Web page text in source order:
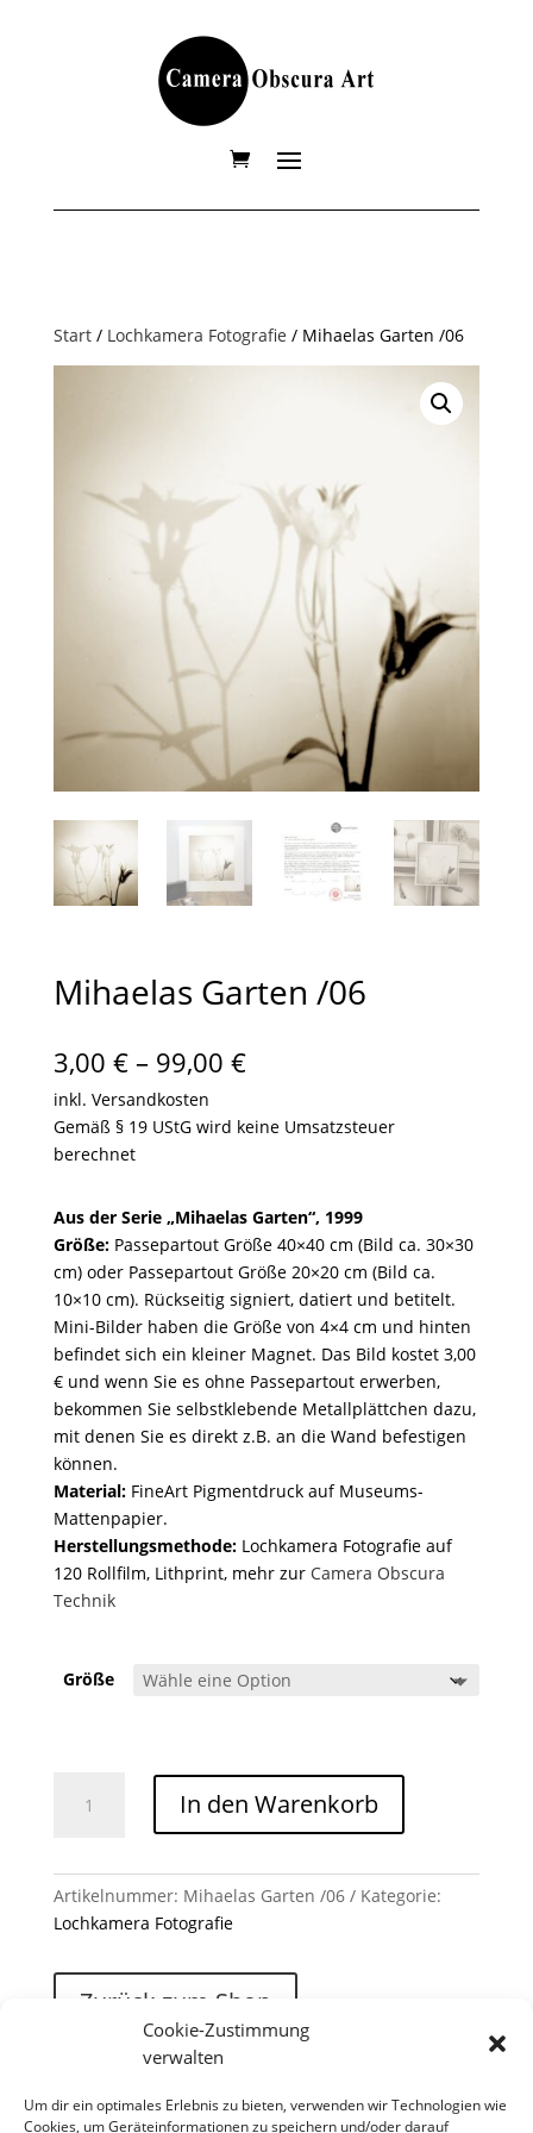
Cookie-Zustimmung
verwalten
Um dir ein optimales Erlebnis zu bieten, verwenden wir Technologien wie
Cookies, um Geräteinformationen zu speichern und/oder darauf
Start/ Lochkamera Fotografie / Mihaelas Garten /06
Mihaelas Garten /06
3,00 € – 99,00 €Preisspanne:
bis
99,00 €
inkl. Versandkosten
Gemäß § 19 UStG wird keine Umsatzsteuer
berechnet
Aus der Serie „Mihaelas Garten“, 1999
Größe:Passepartout Größe 40×40 cm (Bild ca. 30×30
cm) oder Passepartout Größe 20×20 cm (Bild ca.
10×10 cm). Rückseitig signiert, datiert und betitelt.
Mini-Bilder haben die Größe von 4×4 cm und hinten
befindet sich ein kleiner Magnet. Das Bild kostet 3,00
€ und wenn Sie es ohne Passepartout erwerben,
bekommen Sie selbstklebende Metallplättchen dazu,
mit denen Sie es direkt z.B. an die Wand befestigen
können.
Material:FineArt Pigmentdruck auf Museums-
Mattenpapier.
Herstellungsmethode:Lochkamera Fotografie auf
120 Rollfilm, Lithprint, mehr zur Camera Obscura
Technik
Größe
In den Warenkorb
Artikelnummer: Mihaelas Garten /06
Kategorie:
Lochkamera Fotografie
Zurück zum Shop